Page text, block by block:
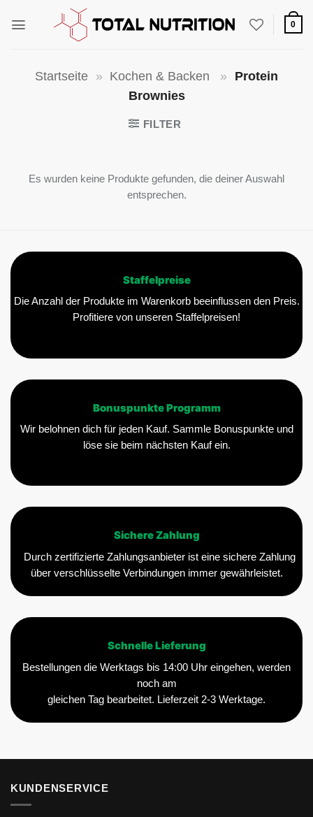
Inhalt
0
Startseite » Kochen & Backen »
Protein
Brownies
FILTER
Es wurden keine Produkte gefunden, die deiner Auswahl
entsprechen.
Staffelpreise
Die Anzahl der Produkte im Warenkorb beeinflussen den Preis.
Profitiere von unseren Staffelpreisen!
Bonuspunkte Programm
Wir belohnen dich für jeden Kauf. Sammle Bonuspunkte und
löse sie beim nächsten Kauf ein.
Sichere Zahlung
Durch zertifizierte Zahlungsanbieter ist eine sichere Zahlung
über verschlüsselte Verbindungen immer gewährleistet.
Schnelle Lieferung
Bestellungen die Werktags bis 14:00 Uhr eingehen, werden
noch am
gleichen Tag bearbeitet. Lieferzeit 2-3 Werktage.
KUNDENSERVICE